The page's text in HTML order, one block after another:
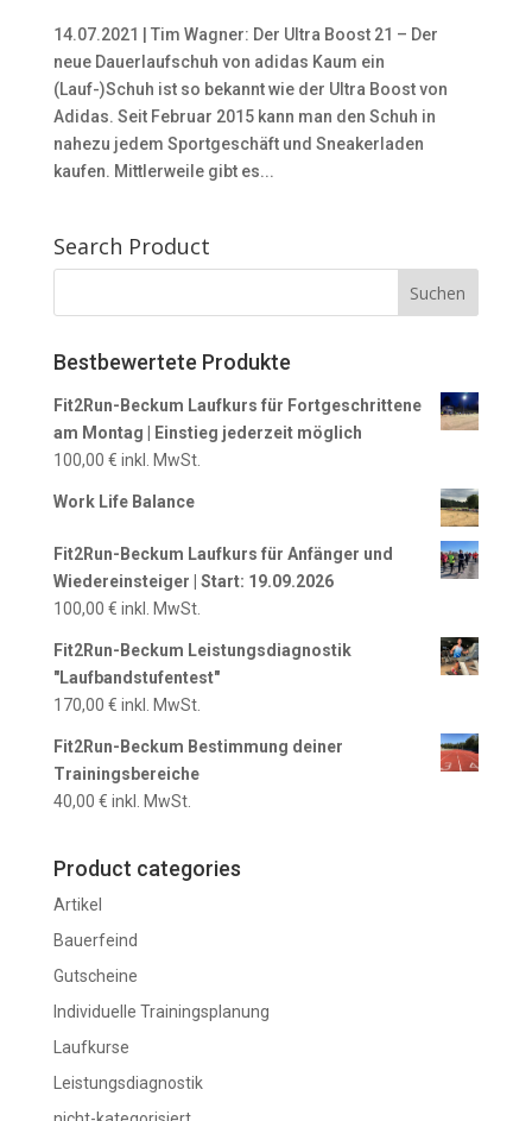
14.07.2021 | Tim Wagner: Der Ultra Boost 21 – Der
neue Dauerlaufschuh von adidas Kaum ein
(Lauf-)Schuh ist so bekannt wie der Ultra Boost von
Adidas. Seit Februar 2015 kann man den Schuh in
nahezu jedem Sportgeschäft und Sneakerladen
kaufen. Mittlerweile gibt es...
Search Product
Bestbewertete Produkte
Fit2Run-Beckum Laufkurs für Fortgeschrittene
am Montag | Einstieg jederzeit möglich
100,00 € inkl. MwSt.
Work Life Balance
Fit2Run-Beckum Laufkurs für Anfänger und
Wiedereinsteiger | Start: 19.09.2026
100,00 € inkl. MwSt.
Fit2Run-Beckum Leistungsdiagnostik
"Laufbandstufentest"
170,00 € inkl. MwSt.
Fit2Run-Beckum Bestimmung deiner
Trainingsbereiche
40,00 € inkl. MwSt.
Product categories
Artikel
Bauerfeind
Gutscheine
Individuelle Trainingsplanung
Laufkurse
Leistungsdiagnostik